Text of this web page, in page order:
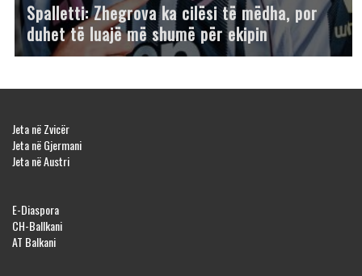
Spalletti: Zhegrova ka cilësi të mëdha, por
duhet të luajë më shumë për ekipin
Jeta në Zvicër
Jeta në Gjermani
Jeta në Austri
E-Diaspora
CH-Ballkani
AT Balkani